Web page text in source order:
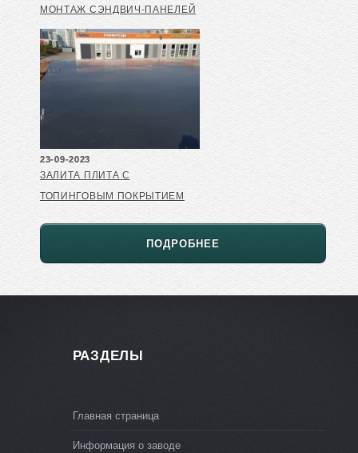
МОНТАЖ СЭНДВИЧ-ПАНЕЛЕЙ
23-09-2023
ЗАЛИТА ПЛИТА С
ТОПИНГОВЫМ ПОКРЫТИЕМ
ПОДРОБНЕЕ
РАЗДЕЛЫ
Главная страница
Информация о заводе